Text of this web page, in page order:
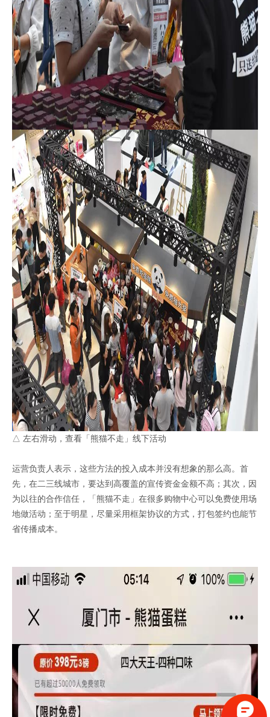
△ 左右滑动，查看「熊猫不走」线下活动
运营负责人表示，这些方法的投入成本并没有想象的那么高。首
先，在二三线城市，要达到高覆盖的宣传资金金额不高；其次，因
为以往的合作信任，「熊猫不走」在很多购物中心可以免费使用场
地做活动；至于明星，尽量采用框架协议的方式，打包签约也能节
省传播成本。